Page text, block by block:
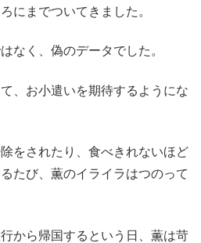
にまでついてきました。
なく、偽のデータでした。
、お小遣いを期待するようにな
をされたり、食べきれないほど
たび、薫のイライラはつのって
から帰国するという日、薫は苛